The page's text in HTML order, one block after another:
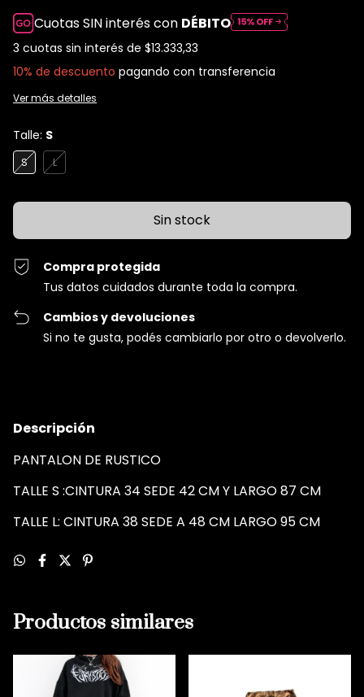
Cuotas SIN interés con DÉBITO
3 cuotas sin interés de $13.333,33
10% de descuento pagando con transferencia
Ver más detalles
Talle: S
S L
Compra protegida
Tus datos cuidados durante toda la compra.
Cambios y devoluciones
Si no te gusta, podés cambiarlo por otro o devolverlo.
Descripción
PANTALON DE RUSTICO
TALLE S :CINTURA 34 SEDE 42 CM Y LARGO 87 CM
TALLE L: CINTURA 38 SEDE A 48 CM LARGO 95 CM
Productos similares